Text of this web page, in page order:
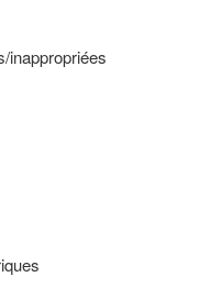
inappropriées